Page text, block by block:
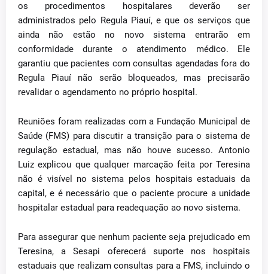
os procedimentos hospitalares deverão ser
administrados pelo Regula Piauí, e que os serviços que
ainda não estão no novo sistema entrarão em
conformidade durante o atendimento médico. Ele
garantiu que pacientes com consultas agendadas fora do
Regula Piauí não serão bloqueados, mas precisarão
revalidar o agendamento no próprio hospital.
Reuniões foram realizadas com a Fundação Municipal de
Saúde (FMS) para discutir a transição para o sistema de
regulação estadual, mas não houve sucesso. Antonio
Luiz explicou que qualquer marcação feita por Teresina
não é visível no sistema pelos hospitais estaduais da
capital, e é necessário que o paciente procure a unidade
hospitalar estadual para readequação ao novo sistema.
Para assegurar que nenhum paciente seja prejudicado em
Teresina, a Sesapi oferecerá suporte nos hospitais
estaduais que realizam consultas para a FMS, incluindo o